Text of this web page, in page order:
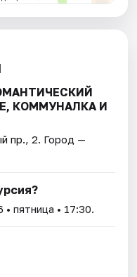
КОММУНАЛКА И
пр., 2. Город —
• пятница • 17:30.